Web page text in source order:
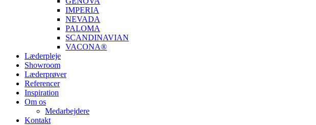
IMPERIA
NEVADA
PALOMA
SCANDINAVIAN
VACONA®
Læderpleje
Showroom
Læderprøver
Referencer
Inspiration
Om os
Medarbejdere
Kontakt